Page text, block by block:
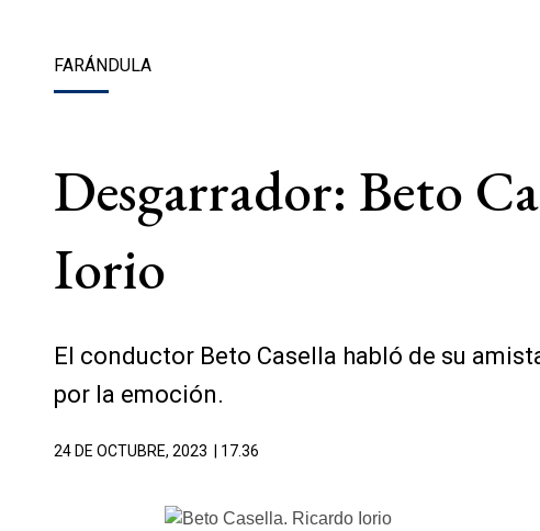
FARÁNDULA
Desgarrador: Beto
Iorio
El conductor Beto Casella habló de su
por la emoción.
24 DE OCTUBRE, 2023 | 17.36